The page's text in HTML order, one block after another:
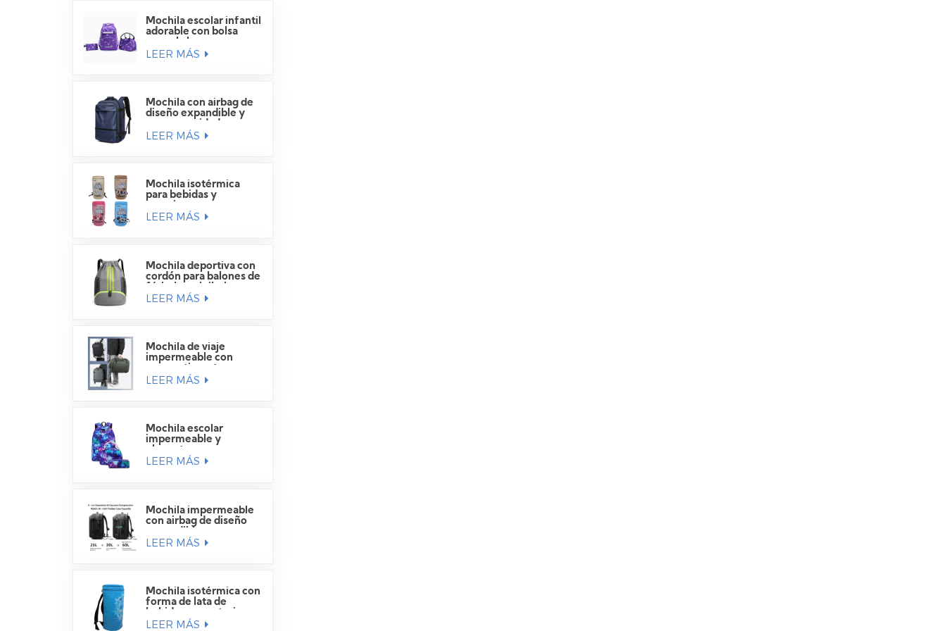
Mochila escolar infantil
adorable con bolsa
LEER MÁS
Mochila con airbag de
diseño expandible y
viajes.
LEER MÁS
Mochila isotérmica
para bebidas y
LEER MÁS
Mochila deportiva con
cordón para balones de
LEER MÁS
Mochila de viaje
impermeable con
portátil
LEER MÁS
Mochila escolar
impermeable y
estudiantes.
LEER MÁS
Mochila impermeable
con airbag de diseño
LEER MÁS
Mochila isotérmica con
forma de lata de
LEER MÁS